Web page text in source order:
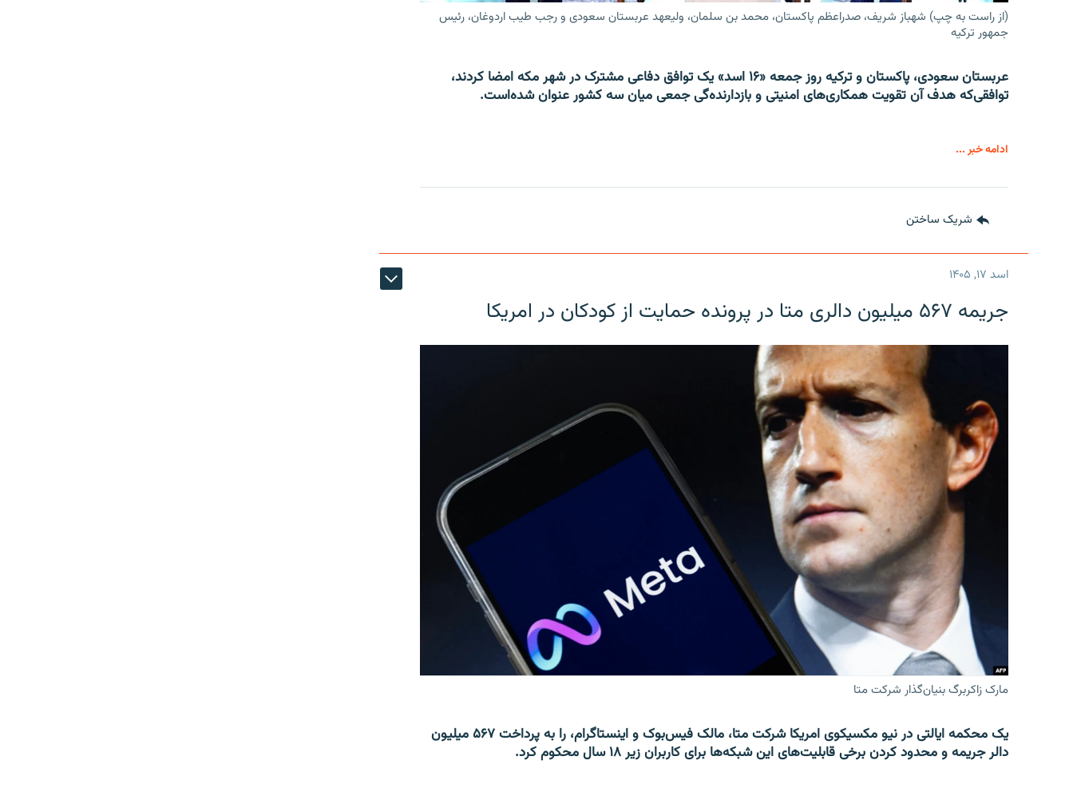
(از راست به چپ) شهباز شریف، صدراعظم پاکستان، محمد بن سلمان، ولیعهد عربستان سعودی و رجب طیب اردوغان، رئیس
جمهور ترکیه
عربستان سعودی، پاکستان و ترکیه روز جمعه «۱۶ اسد» یک توافق دفاعی مشترک در شهر مکه امضا کردند،
توافقی‌که هدف آن تقویت همکاری‌های امنیتی و بازدارنده‌گی جمعی میان سه کشور عنوان شده‌است.
ادامه خبر ...
شریک ساختن
اسد ۱۷, ۱۴۰۵
جریمه ۵۶۷ میلیون دالری متا در پرونده حمایت از کودکان در امریکا
مارک زاکربرگ بنیان‌گذار شرکت متا
یک محکمه ایالتی در نیو مکسیکوی امریکا شرکت متا، مالک فیس‌بوک و اینستاگرام، را به پرداخت ۵۶۷ میلیون
دالر جریمه و محدود کردن برخی قابلیت‌های این شبکه‌ها برای کاربران زیر ۱۸ سال محکوم کرد.